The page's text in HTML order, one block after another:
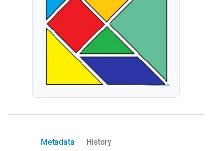
Metadata History